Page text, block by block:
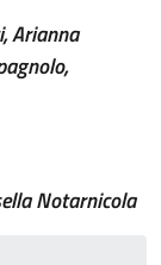
Arianna
Notarnicola